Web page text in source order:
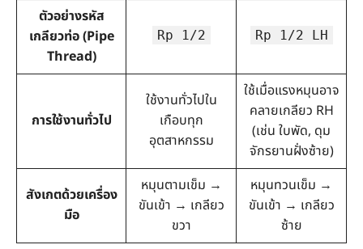
ตัวอย่างรหัส
เกลียวท่อ (Pipe
Thread)
Rp 1/2 Rp 1/2 LH
การใช้งานทั่วไป
ใช้งานทั่วไปใน
เกือบทุก
อุตสาหกรรม
ใช้เมื่อแรงหมุนอาจ
คลายเกลียว RH
(เช่น ใบพัด, ดุม
จักรยานฝั่งซ้าย)
สังเกตด้วยเครื่อง
มือ
หมุนตามเข็ม →
ขันเข้า → เกลียว
ขวา
หมุนทวนเข็ม →
ขันเข้า → เกลียว
ซ้าย